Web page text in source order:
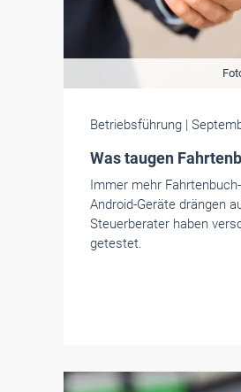
Betriebsführung |
Was taugen
Immer mehr
Android-Geräte drängen
Steuerberater haben
getestet.